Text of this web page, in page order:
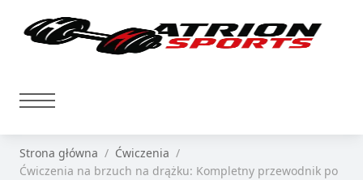
Strona główna
Ćwiczenia
Ćwiczenia na brzuch na drążku: Kompletny przewodnik po